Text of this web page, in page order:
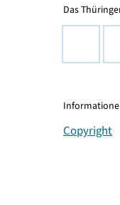
Das
Copyright